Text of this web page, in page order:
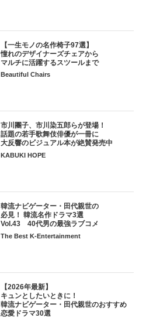
【一生モノの名作椅子97選】
憧れのデザイナーズチェアから
マルチに活躍するスツールまで
Beautiful Chairs
市川團子、市川染五郎らが登場！
話題の若手歌舞伎俳優が一冊に
大反響のビジュアル本が絶賛発売中
KABUKI HOPE
韓流ナビゲーター・田代親世の
必見！ 韓流名作ドラマ3選
Vol.43 40代男の最強ラブコメ
The Best K-Entertainment
【2026年最新】
キュンとしたいときに！
韓流ナビゲーター・田代親世のおすすめ
恋愛ドラマ30選